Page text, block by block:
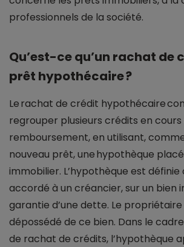
professionnels de la société.
Qu’est-ce qu’un rachat de
prêt hypothécaire ?
Le rachat de crédit hypothécaire
regrouper plusieurs crédits en cours
remboursement, en utilisant,
nouveau prêt, une hypothèque
immobilier. L’hypothèque est
accordé à un créancier, sur un bien
garantie d’une dette. Le propriétaire
dépossédé de ce bien. Dans le
de rachat de crédits, l’hypothèque